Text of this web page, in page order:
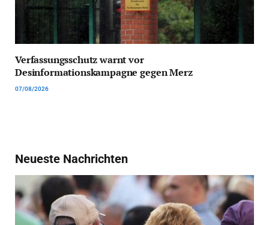
Verfassungsschutz warnt vor
Desinformationskampagne gegen Merz
07/08/2026
Neueste Nachrichten